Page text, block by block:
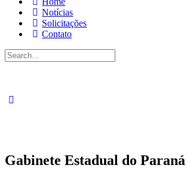
Notícias
Solicitações
Contato
Pesquisar
por:
Gabinete Estadual do Paraná